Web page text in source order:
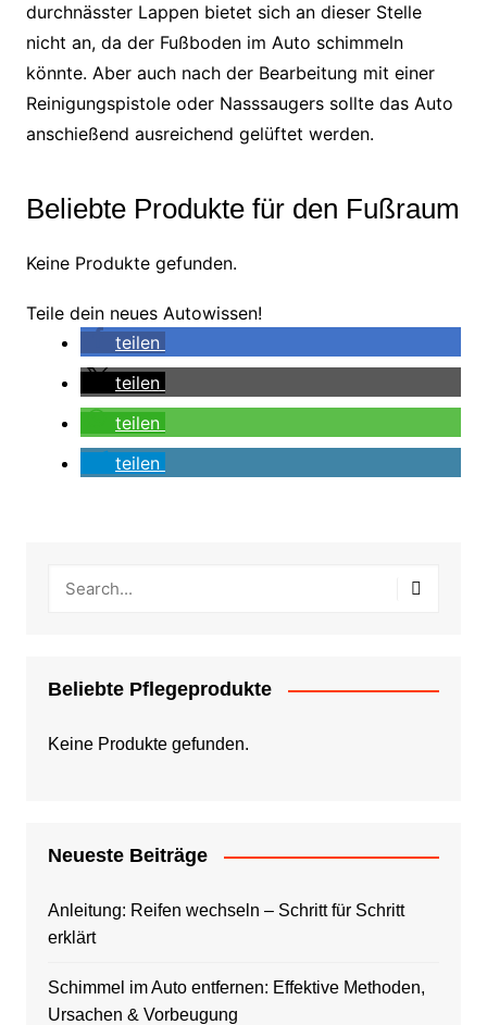
durchnässter Lappen bietet sich an dieser Stelle
nicht an, da der Fußboden im Auto schimmeln
könnte. Aber auch nach der Bearbeitung mit einer
Reinigungspistole oder Nasssaugers sollte das Auto
anschießend ausreichend gelüftet werden.
Beliebte Produkte für den Fußraum
Keine Produkte gefunden.
Teile dein neues Autowissen!
teilen
teilen
teilen
teilen
Beliebte Pflegeprodukte
Keine Produkte gefunden.
Neueste Beiträge
Anleitung: Reifen wechseln – Schritt für Schritt
erklärt
Schimmel im Auto entfernen: Effektive Methoden,
Ursachen & Vorbeugung